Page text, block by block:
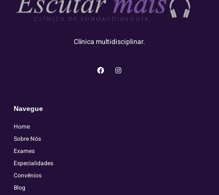
Clínica multidisciplinar.
Navegue
Home
Sobre Nós
Exames
Especialidades
Convênios
Blog